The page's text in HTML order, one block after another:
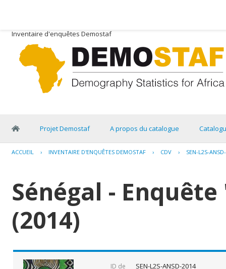
Inventaire d'enquêtes Demostaf
Projet Demostaf A propos du catalogue
ACCUEIL › INVENTAIRE D'ENQUÊTES DEMOSTAF › CDV › SEN-L2S-
Sénégal -
(2014)
ID de
SEN-L2S-ANSD-2014